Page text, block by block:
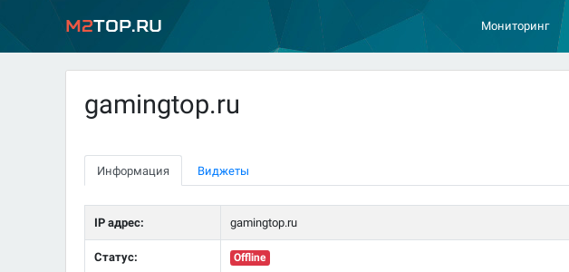
M2Top.ru Мониторинг
gamingtop.ru
Информация Виджеты
IP адрес: gamingtop.ru
Статус: Offline